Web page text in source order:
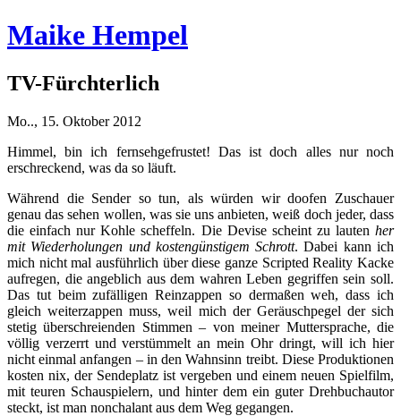
Maike Hempel
TV-Fürchterlich
Mo.., 15. Oktober 2012
Himmel, bin ich fernsehgefrustet! Das ist doch alles nur noch
erschreckend, was da so läuft.
Während die Sender so tun, als würden wir doofen Zuschauer
genau das sehen wollen, was sie uns anbieten, weiß doch jeder, dass
die einfach nur Kohle scheffeln. Die Devise scheint zu lauten her
mit Wiederholungen und kostengünstigem Schrott. Dabei kann ich
mich nicht mal ausführlich über diese ganze Scripted Reality Kacke
aufregen, die angeblich aus dem wahren Leben gegriffen sein soll.
Das tut beim zufälligen Reinzappen so dermaßen weh, dass ich
gleich weiterzappen muss, weil mich der Geräuschpegel der sich
stetig überschreienden Stimmen – von meiner Muttersprache, die
völlig verzerrt und verstümmelt an mein Ohr dringt, will ich hier
nicht einmal anfangen – in den Wahnsinn treibt. Diese Produktionen
kosten nix, der Sendeplatz ist vergeben und einem neuen Spielfilm,
mit teuren Schauspielern, und hinter dem ein guter Drehbuchautor
steckt, ist man nonchalant aus dem Weg gegangen.